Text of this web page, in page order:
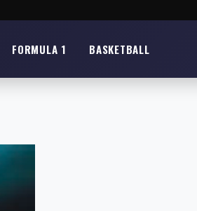
FORMULA 1 BASKETBALL